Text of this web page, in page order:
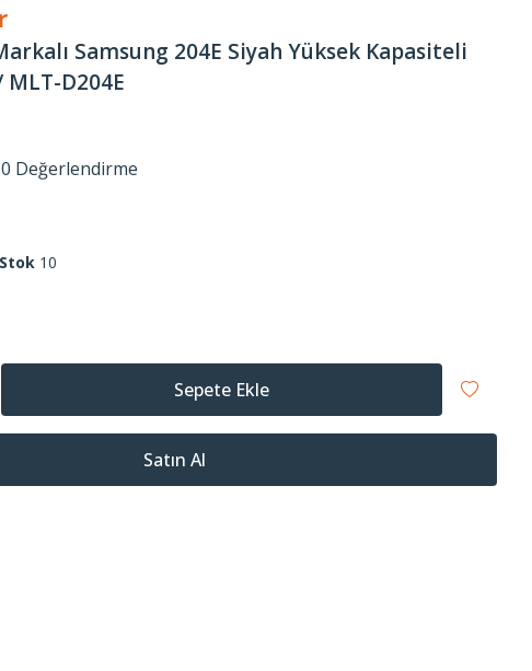
Samsung 204E Siyah Yüksek Kapasiteli
D204E
0 Değerlendirme
Stok 10
Sepete Ekle
Satın Al